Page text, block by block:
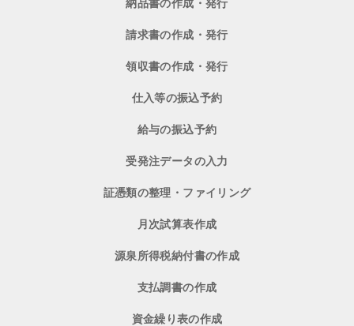
納品書の作成・発行
請求書の作成・発行
領収書の作成・発行
仕入等の振込予約
給与の振込予約
受発注データの入力
証憑類の整理・ファイリング
月次試算表作成
源泉所得税納付書の作成
支払調書の作成
資金繰り表の作成